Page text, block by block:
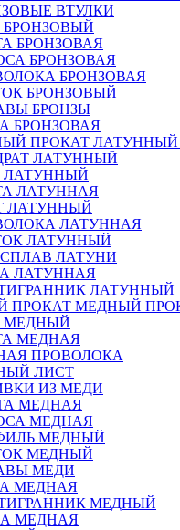
ВТУЛКИ
БРОНЗОВЫЙ
БРОНЗОВАЯ
БРОНЗОВАЯ
БРОНЗОВАЯ
БРОНЗОВЫЙ
БРОНЗЫ
БРОНЗОВАЯ
ЛАТУННЫЙ
ЛАТУННЫЙ
ЛАТУННЫЙ
ЛАТУННАЯ
ЛАТУННЫЙ
ЛАТУННАЯ
ЛАТУННЫЙ
СПЛАВ ЛАТУНИ
ЛАТУННАЯ
ЛАТУННЫЙ
МЕДНЫЙ
МЕДНЫЙ
МЕДНАЯ
ПРОВОЛОКА
ЛИСТ
ИЗ МЕДИ
МЕДНАЯ
МЕДНАЯ
МЕДНЫЙ
МЕДНЫЙ
МЕДИ
МЕДНАЯ
МЕДНЫЙ
МЕДНАЯ